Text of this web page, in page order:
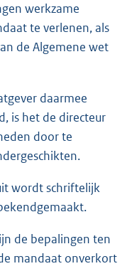
werkzame
te verlenen, als
de Algemene wet
daarmee
is het de directeur
door te
wordt schriftelijk
de bepalingen ten
mandaat onverkort